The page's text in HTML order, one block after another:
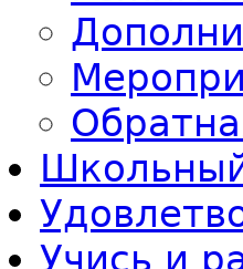
Учись и